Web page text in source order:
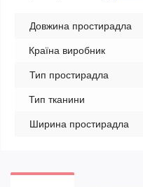
Довжина простирадла
Країна виробник
Тип простирадла
Тип тканини
Ширина простирадла